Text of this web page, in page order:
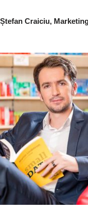
Ștefan Craiciu,